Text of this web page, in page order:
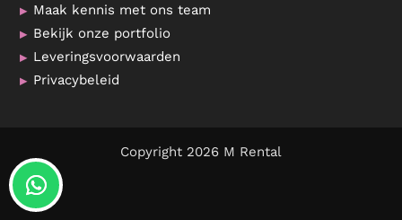
Maak kennis met ons team
Bekijk onze portfolio
Leveringsvoorwaarden
Privacybeleid
Copyright 2026 M Rental